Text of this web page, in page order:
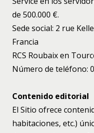
de 500.000 €.
Sede social: 2 rue
Francia
RCS Roubaix en
Número de teléfono:
Contenido editorial
El Sitio ofrece
habitaciones, etc.)